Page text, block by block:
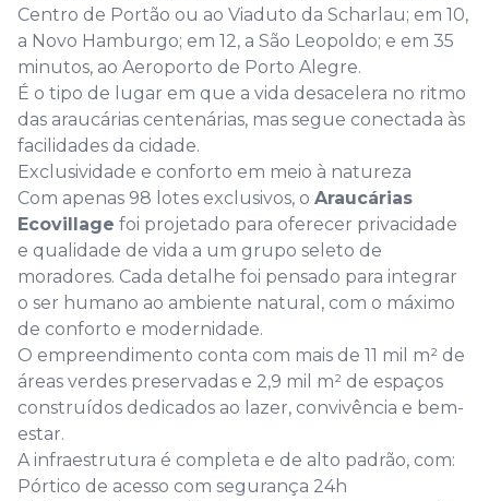
Centro de Portão ou ao Viaduto da Scharlau; em 10,
a Novo Hamburgo; em 12, a São Leopoldo; e em 35
minutos, ao Aeroporto de Porto Alegre.
É o tipo de lugar em que a vida desacelera no ritmo
das araucárias centenárias, mas segue conectada às
facilidades da cidade.
Exclusividade e conforto em meio à natureza
Com apenas 98 lotes exclusivos, o Araucárias
Ecovillage foi projetado para oferecer privacidade
e qualidade de vida a um grupo seleto de
moradores. Cada detalhe foi pensado para integrar
o ser humano ao ambiente natural, com o máximo
de conforto e modernidade.
O empreendimento conta com mais de 11 mil m² de
áreas verdes preservadas e 2,9 mil m² de espaços
construídos dedicados ao lazer, convivência e bem-
estar.
A infraestrutura é completa e de alto padrão, com:
Pórtico de acesso com segurança 24h